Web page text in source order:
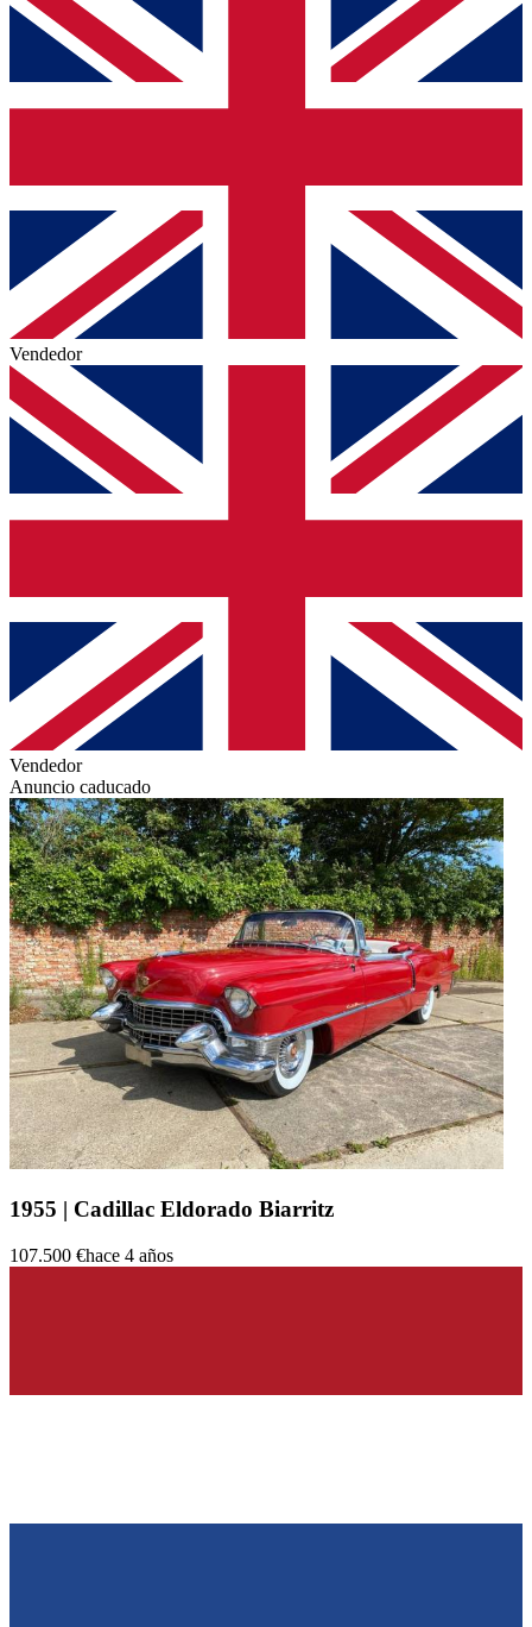
Vendedor
Vendedor
Anuncio caducado
1955 | Cadillac Eldorado Biarritz
107.500 €hace 4 años